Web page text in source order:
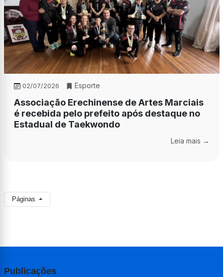
02/07/2026 Esporte
Associação Erechinense de Artes Marciais
é recebida pelo prefeito após destaque no
Estadual de Taekwondo
Leia mais →
Páginas
Publicações